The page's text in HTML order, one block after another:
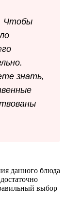
Чтобы
знать,
данного блюда
выбор